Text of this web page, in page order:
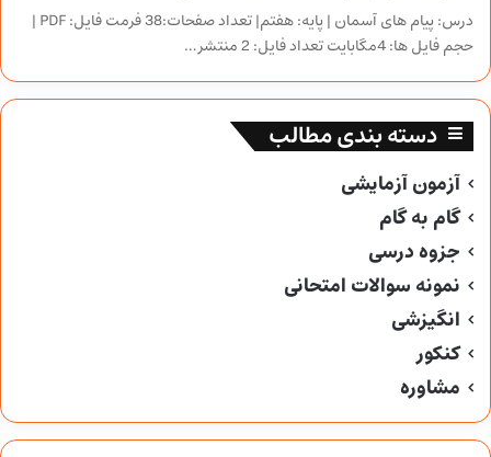
درس: پیام های آسمان | پایه: هفتم| تعداد صفحات:38 فرمت فایل: PDF |
حجم فایل ها: 4مگابایت تعداد فایل: 2 منتشر…
دسته بندی مطالب
آزمون آزمایشی
گام به گام
جزوه درسی
نمونه سوالات امتحانی
انگیزشی
کنکور
مشاوره